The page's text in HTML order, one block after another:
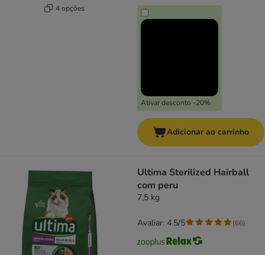
4 opções
Ativar desconto -20%
Adicionar ao carrinho
Ultima Sterilized Hairball
com peru
7,5 kg
Avaliar: 4.5/5 (66)